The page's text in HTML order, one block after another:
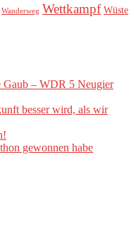
Wanderweg Wettkampf Wüste
Gaub – WDR 5 Neugier
besser wird, als wir
gewonnen habe